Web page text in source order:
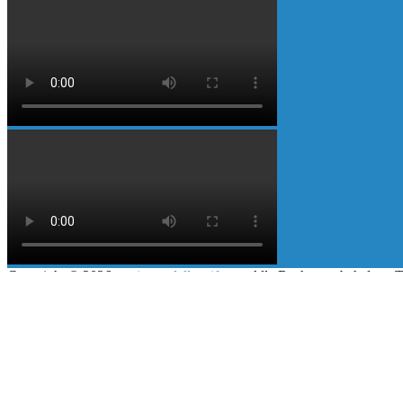
Copyright © 2026 mario-pradella-stiftung . Alle Rechte vorbehalten.